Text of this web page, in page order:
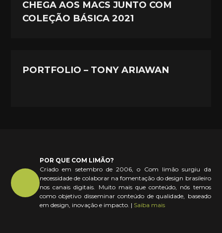
CHEGA AOS MACS JUNTO COM
COLEÇÃO BÁSICA 2021
PORTFOLIO – TONY ARIAWAN
POR QUE COM LIMÃO?
Criado em setembro de 2006, o Com limão surgiu da
necessidade de colaborar na fomentação do design brasileiro
nos canais digitais. Muito mais que conteúdo, nós temos
como objetivo disseminar conteúdo de qualidade, baseado
em design, inovação e impacto. | Saiba mais